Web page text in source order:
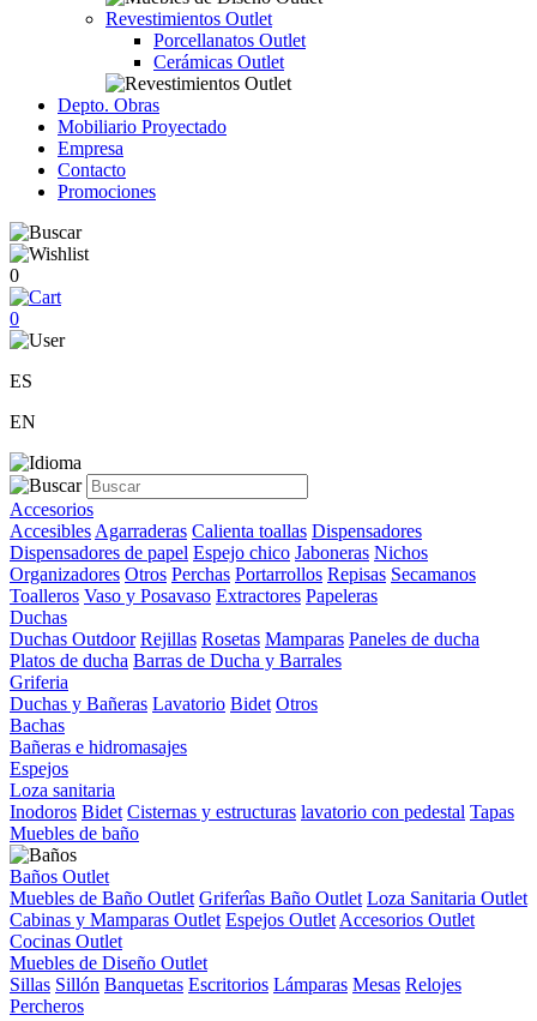
Revestimientos Outlet
Porcellanatos Outlet
Cerámicas Outlet
Depto. Obras
Mobiliario Proyectado
Empresa
Contacto
Promociones
0
0
ES
EN
Accesorios
Accesibles Agarraderas Calienta toallas Dispensadores
Dispensadores de papel Espejo chico Jaboneras Nichos
Organizadores Otros Perchas Portarrollos Repisas Secamanos
Toalleros Vaso y Posavaso Extractores Papeleras
Duchas
Duchas Outdoor Rejillas Rosetas Mamparas Paneles de ducha
Platos de ducha Barras de Ducha y Barrales
Griferia
Duchas y Bañeras Lavatorio Bidet Otros
Bachas
Bañeras e hidromasajes
Espejos
Loza sanitaria
Inodoros Bidet Cisternas y estructuras lavatorio con pedestal Tapas
Muebles de baño
Baños Outlet
Muebles de Baño Outlet Griferîas Baño Outlet Loza Sanitaria Outlet
Cabinas y Mamparas Outlet Espejos Outlet Accesorios Outlet
Cocinas Outlet
Muebles de Diseño Outlet
Sillas Sillón Banquetas Escritorios Lámparas Mesas Relojes
Percheros